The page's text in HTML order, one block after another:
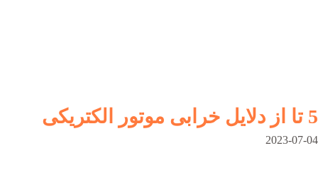
5 تا از دلایل خرابی موتور الکتریکی
2023-07-04